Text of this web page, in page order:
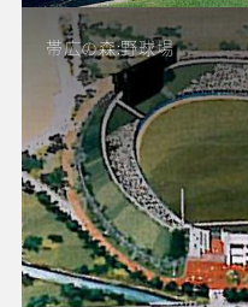
帯広の森:野球場